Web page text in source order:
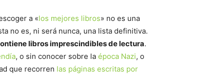
a «los mejores libros» no es una
no es, ni será nunca, una lista definitiva.
libros imprescindibles de lectura.
, o sin conocer sobre la época Nazi, o
que recorren las páginas escritas por